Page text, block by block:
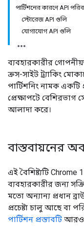
পার্টিশনের কারণে API
স্টোরেজ API গুলি
যোগাযোগ API গুলি
ব্যবহারকারীর
ক্রস-সাইট ট্র্যাকিং
পার্টিশনিং নামক একটি
প্রেক্ষাপটে
আলাদা করে।
বাস্তবায়নের
এই বৈশিষ্ট্যটি
ব্যবহারকারীর জন্য
মতো অন্যান্য প্রধান
প্রচেষ্টা চালু আছে বা
পার্টিশন প্রস্তাবটি আরও